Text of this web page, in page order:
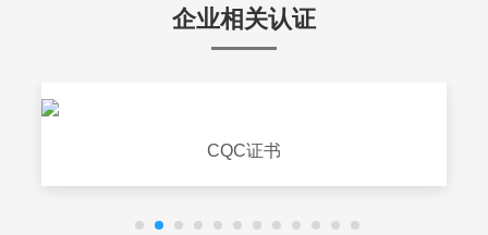
企业相关认证
CQC证书